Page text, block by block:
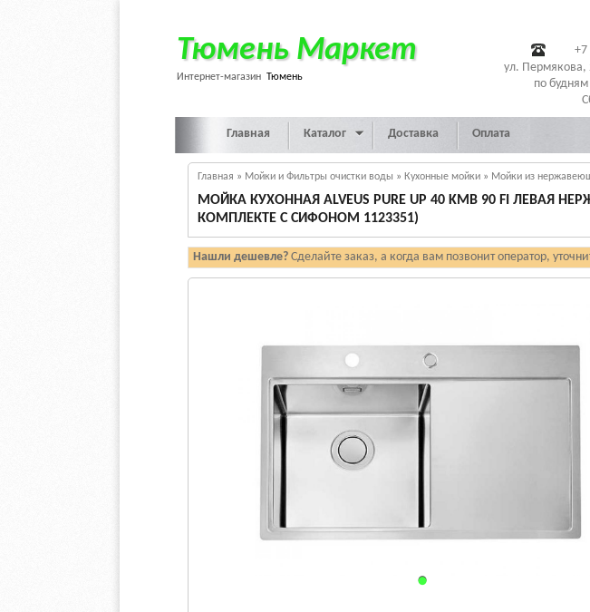
Тюмень Маркет
Интернет-магазин Тюмень
+7
ул. Пермякова,
по
Главная Каталог Доставка Оплата
Главная » Мойки и Фильтры очистки воды » Кухонные мойки » Мойки из
МОЙКА КУХОННАЯ ALVEUS PURE UP 40 KMB 90 FI ЛЕВАЯ
КОМПЛЕКТЕ С СИФОНОМ 1123351)
Нашли дешевле? Сделайте заказ, а когда вам позвонит оператор,